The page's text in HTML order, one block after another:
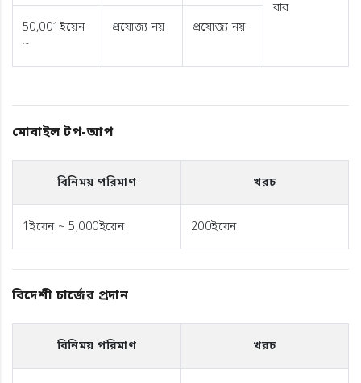
বার
50,001ইয়েন
~
প্রযোজ্য নয় প্রযোজ্য নয়
মোবাইল টপ-আপ
বিনিময় পরিমাণ খরচ
1ইয়েন ~ 5,000ইয়েন 200ইয়েন
বিদেশী চার্জের প্রদান
বিনিময় পরিমাণ খরচ